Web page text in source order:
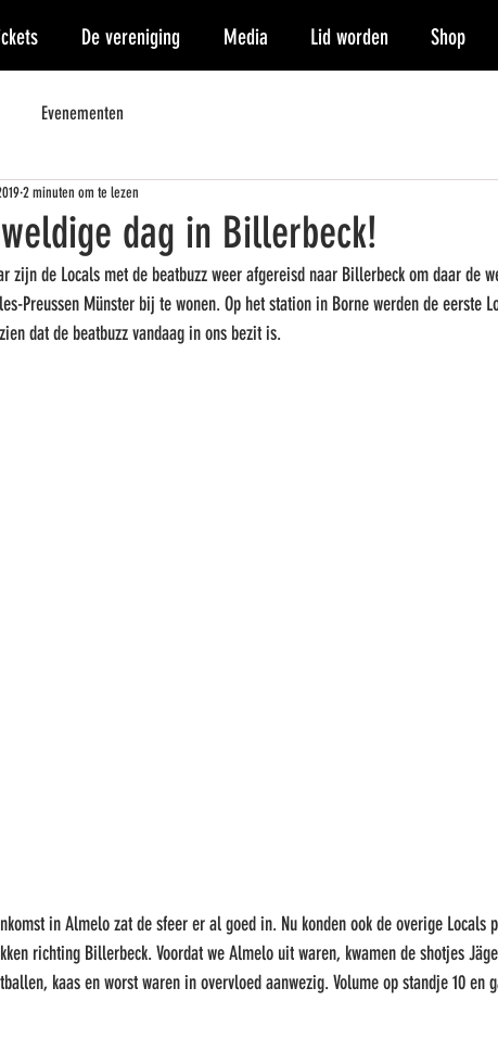
De vereniging Media Lid worden Shop
Evenementen
dag in Billerbeck!
2 minuten om te lezen
zijn de Locals met de beatbuzz weer afgereisd naar Billerbeck om daar de
Preussen Münster bij te wonen. Op het station in Borne werden de eerste
dat de beatbuzz vandaag in ons bezit is.
in Almelo zat de sfeer er al goed in. Nu konden ook de overige Locals
richting Billerbeck. Voordat we Almelo uit waren, kwamen de shotjes
kaas en worst waren in overvloed aanwezig. Volume op standje 10 en